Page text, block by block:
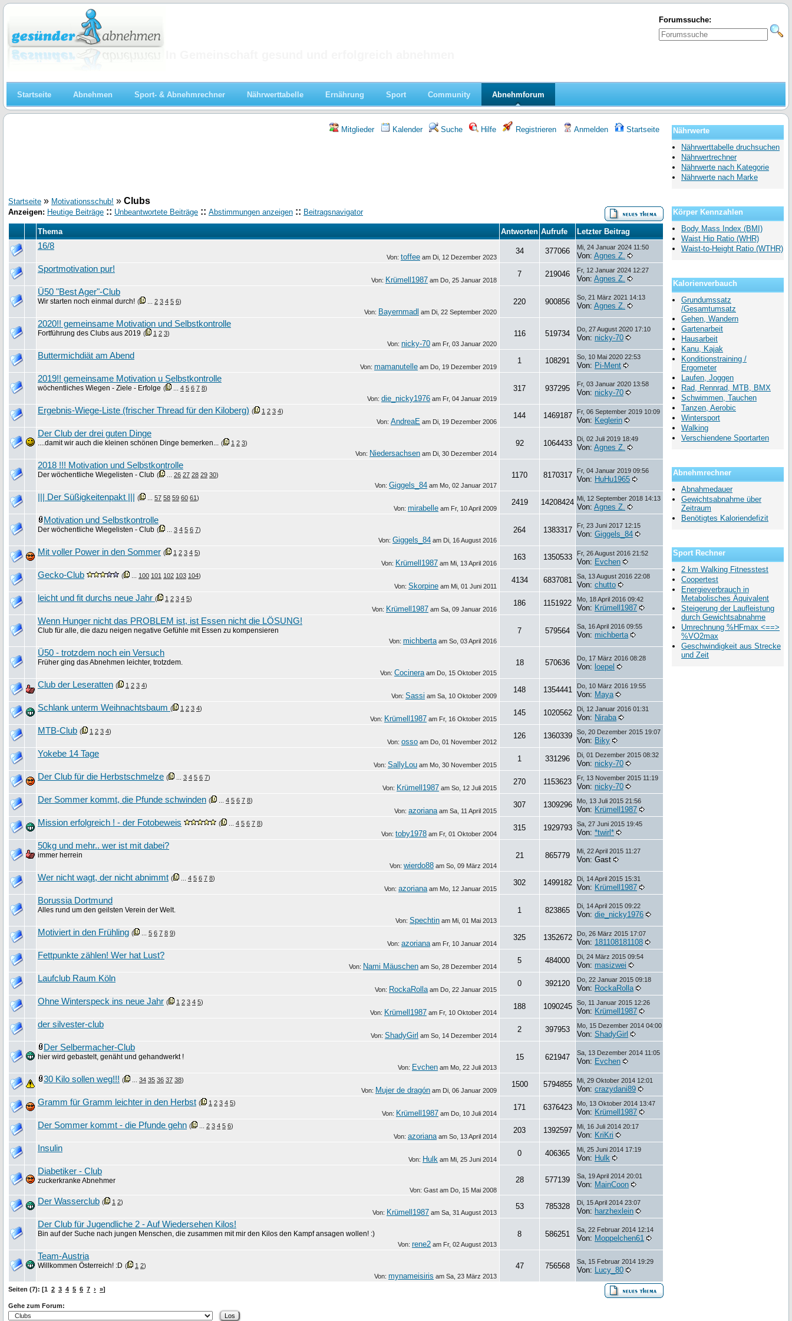
Forumssuche:
Startseite Abnehmen Sport- & Abnehmrechner Nährwerttabelle Ernährung Sport Community Abnehmforum
Mitglieder Kalender Suche Hilfe Registrieren Anmelden Startseite
Startseite » Motivationsschub! » Clubs
Anzeigen: Heutige Beiträge :: Unbeantwortete Beiträge :: Abstimmungen anzeigen :: Beitragsnavigator
Thema Antworten Aufrufe Letzter Beitrag
16/8
Von: toffee am Di, 12 Dezember 2023
34 377066 Mi, 24 Januar 2024 11:50
Von: Agnes Z.
Sportmotivation pur!
Von: Krümell1987 am Do, 25 Januar 2018
7 219046 Fr, 12 Januar 2024 12:27
Von: Agnes Z.
Ü50 "Best Ager"-Club
Wir starten noch einmal durch! ( 2 3 4 5 6)
Von: Bayernmadl am Di, 22 September 2020
220 900856 So, 21 März 2021 14:13
Von: Agnes Z.
2020!! gemeinsame Motivation und Selbstkontrolle
Fortführung des Clubs aus 2019 ( 1 2 3)
Von: nicky-70 am Fr, 03 Januar 2020
116 519734 Do, 27 August 2020 17:10
Von: nicky-70
Buttermichdiät am Abend
Von: mamanutelle am Do, 19 Dezember 2019
1 108291 So, 10 Mai 2020 22:53
Von: Pi-Ment
2019!! gemeinsame Motivation u Selbstkontrolle
wöchentliches Wiegen - Ziele - Erfolge ( 4 5 6 7 8)
Von: die_nicky1976 am Fr, 04 Januar 2019
317 937295 Fr, 03 Januar 2020 13:58
Von: nicky-70
Ergebnis-Wiege-Liste (frischer Thread für den Kiloberg) ( 1 2 3 4)
Von: AndreaE am Di, 19 Dezember 2006
144 1469187 Fr, 06 September 2019 10:09
Von: Keglerin
Der Club der drei guten Dinge
....damit wir auch die kleinen schönen Dinge bemerken... ( 1 2 3)
Von: Niedersachsen am Di, 30 Dezember 2014
92 1064433 Di, 02 Juli 2019 18:49
Von: Agnes Z.
2018 !!! Motivation und Selbstkontrolle
Der wöchentliche Wiegelisten - Club ( 26 27 28 29 30)
Von: Giggels_84 am Mo, 02 Januar 2017
1170 8170317 Fr, 04 Januar 2019 09:56
Von: HuHu1965
||| Der Süßigkeitenpakt ||| ( 57 58 59 60 61 )
Von: mirabelle am Fr, 10 April 2009
2419 14208424 Mi, 12 September 2018 14:13
Von: Agnes Z.
Motivation und Selbstkontrolle
Der wöchentliche Wiegelisten - Club ( 3 4 5 6 7)
Von: Giggels_84 am Di, 16 August 2016
264 1383317 Fr, 23 Juni 2017 12:15
Von: Giggels_84
Mit voller Power in den Sommer ( 1 2 3 4 5)
Von: Krümell1987 am Mi, 13 April 2016
163 1350533 Fr, 26 August 2016 21:52
Von: Evchen
Gecko-Club ( 100 101 102 103 104)
Von: Skorpine am Mi, 01 Juni 2011
4134 6837081 Sa, 13 August 2016 22:08
Von: chutto
leicht und fit durchs neue Jahr ( 1 2 3 4 5)
Von: Krümell1987 am Sa, 09 Januar 2016
186 1151922 Mo, 18 April 2016 09:42
Von: Krümell1987
Wenn Hunger nicht das PROBLEM ist, ist Essen nicht die LÖSUNG!
Club für alle, die dazu neigen negative Gefühle mit Essen zu kompensieren
Von: michberta am So, 03 April 2016
7 579564 Sa, 16 April 2016 09:55
Von: michberta
Ü50 - trotzdem noch ein Versuch
Früher ging das Abnehmen leichter, trotzdem.
Von: Cocinera am Do, 15 Oktober 2015
18 570636 Do, 17 März 2016 08:28
Von: loepel
Club der Leseratten ( 1 2 3 4)
Von: Sassi am Sa, 10 Oktober 2009
148 1354441 Do, 10 März 2016 19:55
Von: Maya
Schlank unterm Weihnachtsbaum ( 1 2 3 4)
Von: Krümell1987 am Fr, 16 Oktober 2015
145 1020562 Di, 12 Januar 2016 01:31
Von: Niraba
MTB-Club ( 1 2 3 4)
Von: osso am Do, 01 November 2012
126 1360339 So, 20 Dezember 2015 19:07
Von: Biky
Yokebe 14 Tage
Von: SallyLou am Mo, 30 November 2015
1 331296 Di, 01 Dezember 2015 08:32
Von: nicky-70
Der Club für die Herbstschmelze ( 3 4 5 6 7)
Von: Krümell1987 am So, 12 Juli 2015
270 1153623 Fr, 13 November 2015 11:19
Von: nicky-70
Der Sommer kommt, die Pfunde schwinden ( 4 5 6 7 8)
Von: azoriana am Sa, 11 April 2015
307 1309296 Mo, 13 Juli 2015 21:56
Von: Krümell1987
Mission erfolgreich ! - der Fotobeweis ( 4 5 6 7 8)
Von: toby1978 am Fr, 01 Oktober 2004
315 1929793 Sa, 27 Juni 2015 19:45
Von: *twirl*
50kg und mehr.. wer ist mit dabei?
immer herrein
Von: wierdo88 am So, 09 März 2014
21 865779 Mi, 22 April 2015 11:27
Von: Gast
Wer nicht wagt, der nicht abnimmt ( 4 5 6 7 8)
Von: azoriana am Mo, 12 Januar 2015
302 1499182 Di, 14 April 2015 15:31
Von: Krümell1987
Borussia Dortmund
Alles rund um den geilsten Verein der Welt.
Von: Spechtin am Mi, 01 Mai 2013
1 823865 Di, 14 April 2015 09:22
Von: die_nicky1976
Motiviert in den Frühling ( 5 6 7 8 9)
Von: azoriana am Fr, 10 Januar 2014
325 1352672 Do, 26 März 2015 17:07
Von: 181108181108
Fettpunkte zählen! Wer hat Lust?
Von: Nami Mäuschen am So, 28 Dezember 2014
5 484000 Di, 24 März 2015 09:54
Von: masizwei
Laufclub Raum Köln
Von: RockaRolla am Do, 22 Januar 2015
0 392120 Do, 22 Januar 2015 09:18
Von: RockaRolla
Ohne Winterspeck ins neue Jahr ( 1 2 3 4 5)
Von: Krümell1987 am Fr, 10 Oktober 2014
188 1090245 So, 11 Januar 2015 12:26
Von: Krümell1987
der silvester-club
Von: ShadyGirl am So, 14 Dezember 2014
2 397953 Mo, 15 Dezember 2014 04:00
Von: ShadyGirl
Der Selbermacher-Club
hier wird gebastelt, genäht und gehandwerkt !
Von: Evchen am Mo, 22 Juli 2013
15 621947 Sa, 13 Dezember 2014 11:05
Von: Evchen
30 Kilo sollen weg!!! ( 34 35 36 37 38)
Von: Mujer de dragón am Di, 06 Januar 2009
1500 5794855 Mi, 29 Oktober 2014 12:01
Von: crazydani89
Gramm für Gramm leichter in den Herbst ( 1 2 3 4 5)
Von: Krümell1987 am Do, 10 Juli 2014
171 6376423 Mo, 13 Oktober 2014 13:47
Von: Krümell1987
Der Sommer kommt - die Pfunde gehn ( 2 3 4 5 6)
Von: azoriana am So, 13 April 2014
203 1392597 Mi, 16 Juli 2014 20:17
Von: KriKri
Insulin
Von: Hulk am Mi, 25 Juni 2014
0 406365 Mi, 25 Juni 2014 17:19
Von: Hulk
Diabetiker - Club
zuckerkranke Abnehmer
Von: Gast am Do, 15 Mai 2008
28 577139 Sa, 19 April 2014 20:01
Von: MainCoon
Der Wasserclub ( 1 2)
Von: Krümell1987 am Sa, 31 August 2013
53 785328 Di, 15 April 2014 23:07
Von: harzhexlein
Der Club für Jugendliche 2 - Auf Wiedersehen Kilos!
Bin auf der Suche nach jungen Menschen, die zusammen mit mir den Kilos den Kampf ansagen wollen! :)
Von: rene2 am Fr, 02 August 2013
8 586251 Sa, 22 Februar 2014 12:14
Von: Moppelchen61
Team-Austria
Willkommen Österreich! :D ( 1 2)
Von: mynameisiris am Sa, 23 März 2013
47 756568 Sa, 15 Februar 2014 19:29
Von: Lucy_80
Seiten (7): [1 2 3 4 5 6 7 › »]
Gehe zum Forum:
Nährwerte
Nährwerttabelle druchsuchen
Nährwertrechner
Nährwerte nach Kategorie
Nährwerte nach Marke
Körper Kennzahlen
Body Mass Index (BMI)
Waist Hip Ratio (WHR)
Waist-to-Height Ratio (WTHR)
Kalorienverbauch
Grundumssatz
/Gesamtumsatz
Gehen, Wandern
Gartenarbeit
Hausarbeit
Kanu, Kajak
Konditionstraining /
Ergometer
Laufen, Joggen
Rad, Rennrad, MTB, BMX
Schwimmen, Tauchen
Tanzen, Aerobic
Wintersport
Walking
Verschiendene Sportarten
Abnehmrechner
Abnahmedauer
Gewichtsabnahme über
Zeitraum
Benötigtes Kaloriendefizit
Sport Rechner
2 km Walking Fitnesstest
Coopertest
Energieverbrauch in
Metabolisches Äquivalent
Steigerung der Laufleistung
durch Gewichtsabnahme
Umrechnung %HFmax <==>
%VO2max
Geschwindigkeit aus Strecke
und Zeit